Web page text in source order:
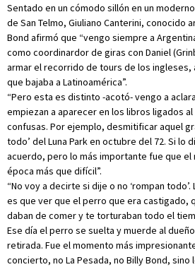
Sentado en un cómodo sillón en un
de San Telmo, Giuliano Canterini, conocido
Bond afirmó que “vengo siempre a
como coordinardor de giras con Daniel
armar el recorrido de tours de los ingleses,
que bajaba a Latinoamérica”.
“Pero esta es distinto -acotó- vengo a
empiezan a aparecer en los libros ligados
confusas. Por ejemplo, desmitificar aquel
todo’ del Luna Park en octubre del 72. Si lo
acuerdo, pero lo más importante fue que el
época más que difícil”.
“No voy a decirte si dije o no ‘rompan
es que ver que el perro que era castigado,
daban de comer y te torturaban todo el
Ese día el perro se suelta y muerde al
retirada. Fue el momento más
concierto, no La Pesada, no Billy Bond,